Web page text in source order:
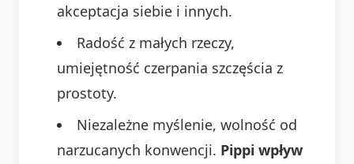
akceptacja siebie i innych.
Radość z małych rzeczy,
umiejętność czerpania szczęścia z
prostoty.
Niezależne myślenie, wolność od
narzucanych konwencji. Pippi wpływ